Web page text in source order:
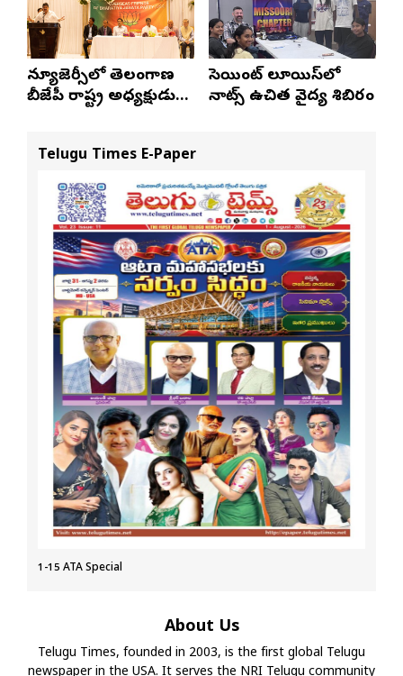
న్యూజెర్సీలో తెలంగాణ
బీజేపీ రాష్ట్ర అధ్యక్షుడు
సెయింట్ లూయిస్‌లో
నాట్స్ ఉచిత వైద్య శిబిరం
Telugu Times E-Paper
1-15 ATA Special
About Us
Telugu Times, founded in 2003, is the first global Telugu